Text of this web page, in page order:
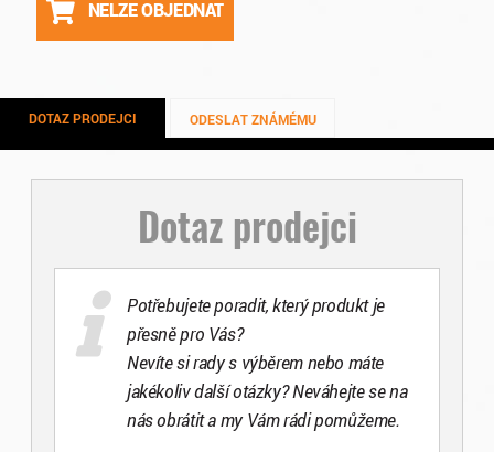
NELZE OBJEDNAT
DOTAZ PRODEJCI ODESLAT ZNÁMÉMU
Dotaz prodejci
Potřebujete poradit, který produkt je
přesně pro Vás?
Nevíte si rady s výběrem nebo máte
jakékoliv další otázky? Neváhejte se na
nás obrátit a my Vám rádi pomůžeme.